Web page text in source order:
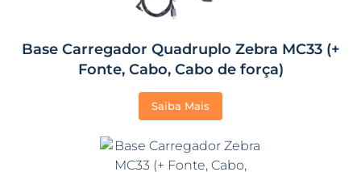
Base Carregador Quadruplo Zebra MC33 (+
Fonte, Cabo, Cabo de força)
Saiba Mais